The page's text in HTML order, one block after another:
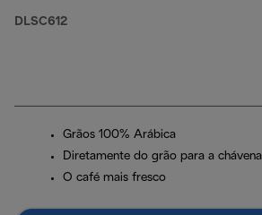
DLSC612
Grãos 100% Arábica
Diretamente do grão para a chávena
O café mais fresco